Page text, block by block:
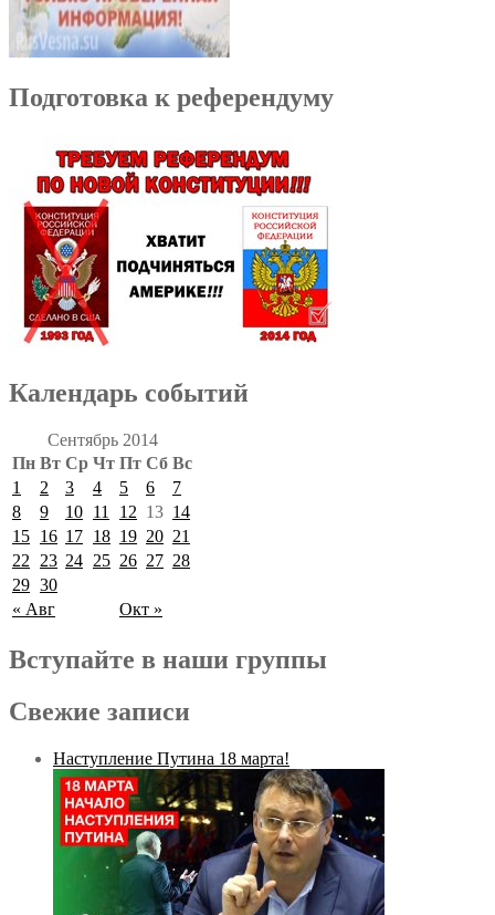
Подготовка к референдуму
Календарь событий
Сентябрь 2014
Пн Вт Ср Чт Пт Сб Вс
« Авг Окт »
1 2 3 4 5 6
7
8
9 10 11 12 13 14
15 16 17 18 19 20 21
22
23 24 25 26 27 28
29 30
Вступайте в наши группы
Свежие записи
Наступление Путина 18 марта!